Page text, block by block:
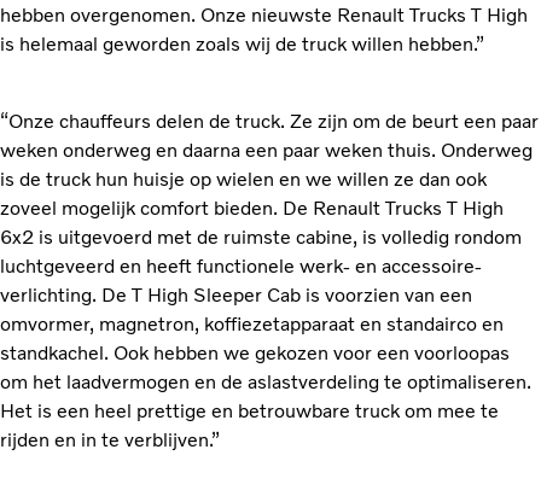
hebben overgenomen. Onze nieuwste Renault Trucks T High
is helemaal geworden zoals wij de truck willen hebben.”
“Onze chauffeurs delen de truck. Ze zijn om de beurt een paar
weken onderweg en daarna een paar weken thuis. Onderweg
is de truck hun huisje op wielen en we willen ze dan ook
zoveel mogelijk comfort bieden. De Renault Trucks T High
6x2 is uitgevoerd met de ruimste cabine, is volledig rondom
luchtgeveerd en heeft functionele werk- en accessoire-
verlichting. De T High Sleeper Cab is voorzien van een
omvormer, magnetron, koffiezetapparaat en standairco en
standkachel. Ook hebben we gekozen voor een voorloopas
om het laadvermogen en de aslastverdeling te optimaliseren.
Het is een heel prettige en betrouwbare truck om mee te
rijden en in te verblijven.”